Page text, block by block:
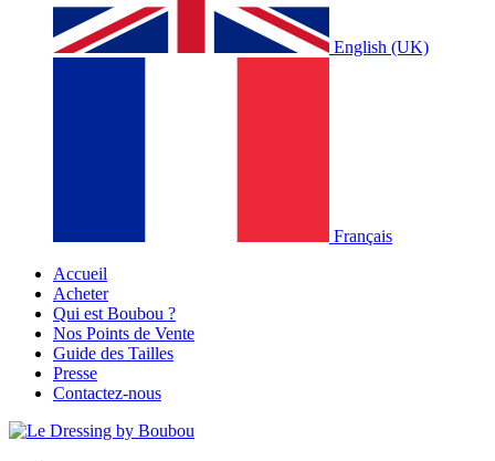
English (UK)
Français
Accueil
Acheter
Qui est Boubou ?
Nos Points de Vente
Guide des Tailles
Presse
Contactez-nous